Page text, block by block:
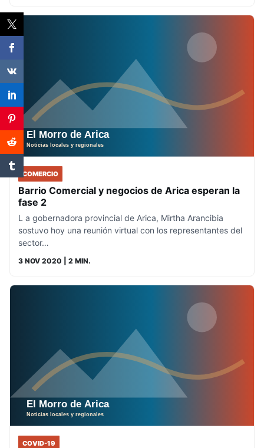
COMERCIO
Barrio Comercial y negocios de Arica esperan la
fase 2
L a gobernadora provincial de Arica, Mirtha Arancibia
sostuvo hoy una reunión virtual con los representantes del
sector…
3 NOV 2020 | 2 MIN.
COVID-19